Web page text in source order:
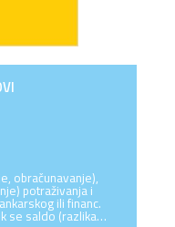
obračunavanje),
potraživanja i
ili financ.
se saldo (razlika…